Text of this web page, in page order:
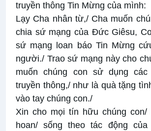
truyền thông Tin Mừng của mình:
Lạy Cha nhân từ,/ Cha muốn
chia sứ mạng của Đức Giêsu,
sứ mạng loan báo Tin Mừng
người./ Trao sứ mạng này cho
muốn chúng con sử dụng
truyền thông,/ như là quà tặng
vào tay chúng con./
Xin cho mọi tín hữu chúng con/
hoan/ sống theo tác động của